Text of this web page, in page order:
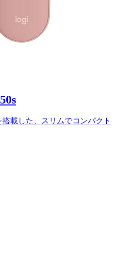
載した、スリムでコンパクト